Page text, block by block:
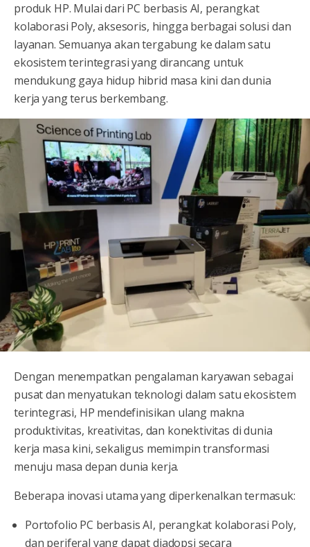
produk HP. Mulai dari PC berbasis AI, perangkat
kolaborasi Poly, aksesoris, hingga berbagai solusi dan
layanan. Semuanya akan tergabung ke dalam satu
ekosistem terintegrasi yang dirancang untuk
mendukung gaya hidup hibrid masa kini dan dunia
kerja yang terus berkembang.
Dengan menempatkan pengalaman karyawan sebagai
pusat dan menyatukan teknologi dalam satu ekosistem
terintegrasi, HP mendefinisikan ulang makna
produktivitas, kreativitas, dan konektivitas di dunia
kerja masa kini, sekaligus memimpin transformasi
menuju masa depan dunia kerja.
Beberapa inovasi utama yang diperkenalkan termasuk:
Portofolio PC berbasis AI, perangkat kolaborasi Poly,
dan periferal yang dapat diadopsi secara